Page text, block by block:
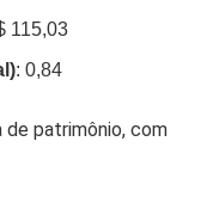
115,03
: 0,84
de patrimônio, com